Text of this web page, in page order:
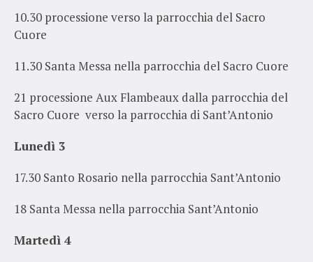
10.30 processione verso la parrocchia del Sacro
Cuore
11.30 Santa Messa nella parrocchia del Sacro Cuore
21 processione Aux Flambeaux dalla parrocchia del
Sacro Cuore verso la parrocchia di Sant’Antonio
Lunedì 3
17.30 Santo Rosario nella parrocchia Sant’Antonio
18 Santa Messa nella parrocchia Sant’Antonio
Martedì 4